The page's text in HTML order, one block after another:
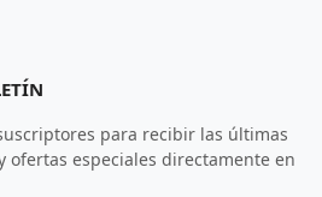
para recibir las últimas
ofertas especiales directamente en